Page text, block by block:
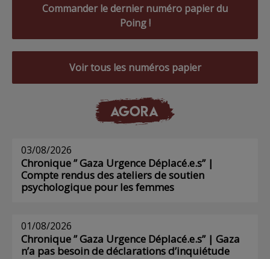
Commander le dernier numéro papier du
Poing !
Voir tous les numéros papier
AGORA
03/08/2026
Chronique ” Gaza Urgence Déplacé.e.s” |
Compte rendus des ateliers de soutien
psychologique pour les femmes
01/08/2026
Chronique ” Gaza Urgence Déplacé.e.s” | Gaza
n’a pas besoin de déclarations d’inquiétude